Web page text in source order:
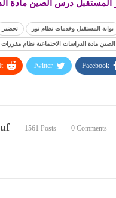
درس الصين مادة
بوابة المستقبل وخدمات نظام نور تحضير
مادة الدراسات الاجتماعية نظام مقررات
Facebook
Twitter
1561 Posts 0 Comments